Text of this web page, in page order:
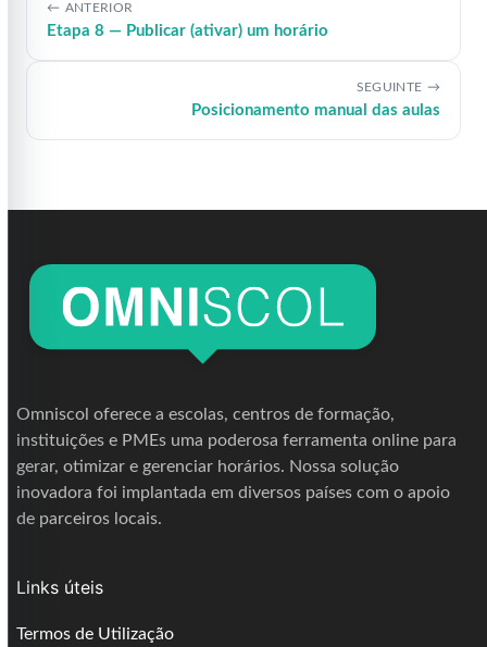
ANTERIOR
Etapa 8 — Publicar (ativar) um horário
SEGUINTE
Posicionamento manual das aulas
Omniscol oferece a escolas, centros de formação,
instituições e PMEs uma poderosa ferramenta online para
gerar, otimizar e gerenciar horários. Nossa solução
inovadora foi implantada em diversos países com o apoio
de parceiros locais.
Links úteis
Termos de Utilização